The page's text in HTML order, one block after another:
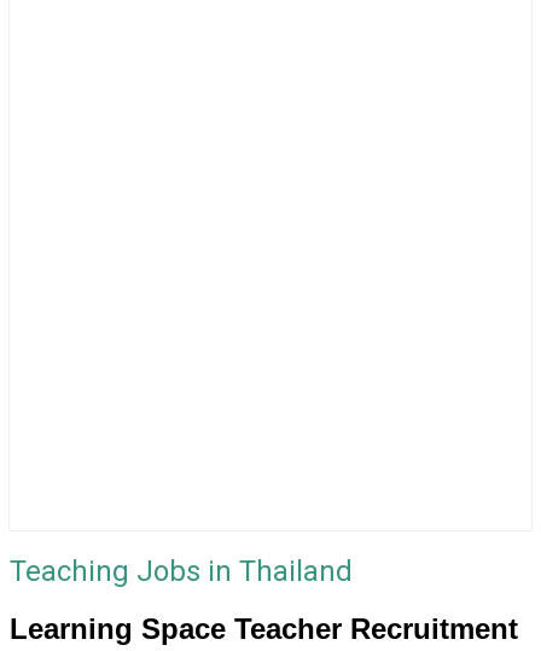
Teaching Jobs in Thailand
Learning Space Teacher Recruitment